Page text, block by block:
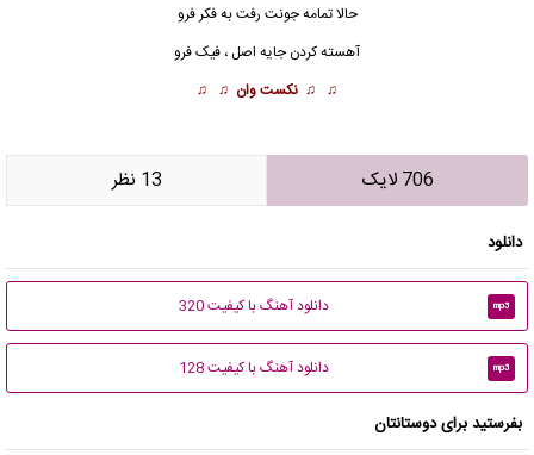
حالا تمامه جونت رفت به فکر فرو
آهسته کردن جایه اصل ، فیک فرو
♫ ♫ نکست وان ♫ ♫
706 لایک 13 نظر
دانلود
mp3 دانلود آهنگ با کیفیت 320
mp3 دانلود آهنگ با کیفیت 128
بفرستید برای دوستانتان